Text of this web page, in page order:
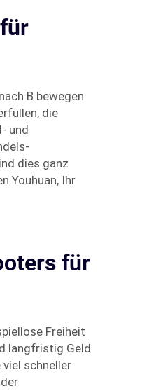
B bewegen
die
und
dies ganz
Youhuan, Ihr
für
Freiheit
langfristig Geld
schneller